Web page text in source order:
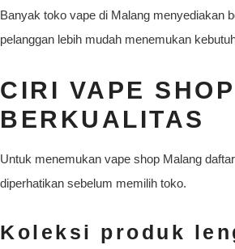
Banyak toko vape di Malang menyediakan
pelanggan lebih mudah menemukan
CIRI VAPE
BERKUALITAS
Untuk menemukan vape shop Malang
diperhatikan sebelum memilih toko.
Koleksi produk